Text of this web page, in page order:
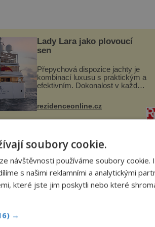
Lady Lara jako plovoucí
sen
Přepychová dispozice jachty je
kombinací luxusu s praktickým a
efektivním. Dokonalost v každém
Casa, kterou byly vybaveny její
paluby. Monacký přístav nabízí
každoročn...
rezidenceonline.cz
černou siluetu, jež k smrti
výpadkům
soubory cookie.
návštěvnosti používáme soubory cookie.
s našimi reklamními a analytickými
které jste jim poskytli nebo které
→